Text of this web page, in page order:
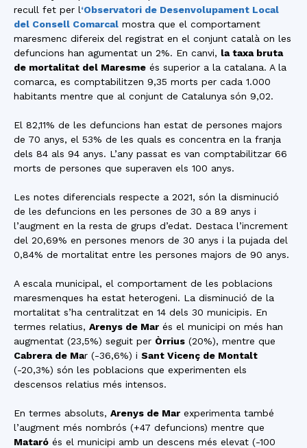
recull fet per l‘Observatori de Desenvolupament Local
del Consell Comarcal mostra que el comportament
maresmenc difereix del registrat en el conjunt català on les
defuncions han agumentat un 2%. En canvi, la taxa bruta
de mortalitat del Maresme és superior a la catalana. A la
comarca, es comptabilitzen 9,35 morts per cada 1.000
habitants mentre que al conjunt de Catalunya són 9,02.
El 82,11% de les defuncions han estat de persones majors
de 70 anys, el 53% de les quals es concentra en la franja
dels 84 als 94 anys. L’any passat es van comptabilitzar 66
morts de persones que superaven els 100 anys.
Les notes diferencials respecte a 2021, són la disminució
de les defuncions en les persones de 30 a 89 anys i
l’augment en la resta de grups d’edat. Destaca l’increment
del 20,69% en persones menors de 30 anys i la pujada del
0,84% de mortalitat entre les persones majors de 90 anys.
A escala municipal, el comportament de les poblacions
maresmenques ha estat heterogeni. La disminució de la
mortalitat s’ha centralitzat en 14 dels 30 municipis. En
termes relatius, Arenys de Mar és el municipi on més han
augmentat (23,5%) seguit per Òrrius (20%), mentre que
Cabrera de Mar (-36,6%) i Sant Vicenç de Montalt
(-20,3%) són les poblacions que experimenten els
descensos relatius més intensos.
En termes absoluts, Arenys de Mar experimenta també
l’augment més nombrós (+47 defuncions) mentre que
Mataró és el municipi amb un descens més elevat (-100